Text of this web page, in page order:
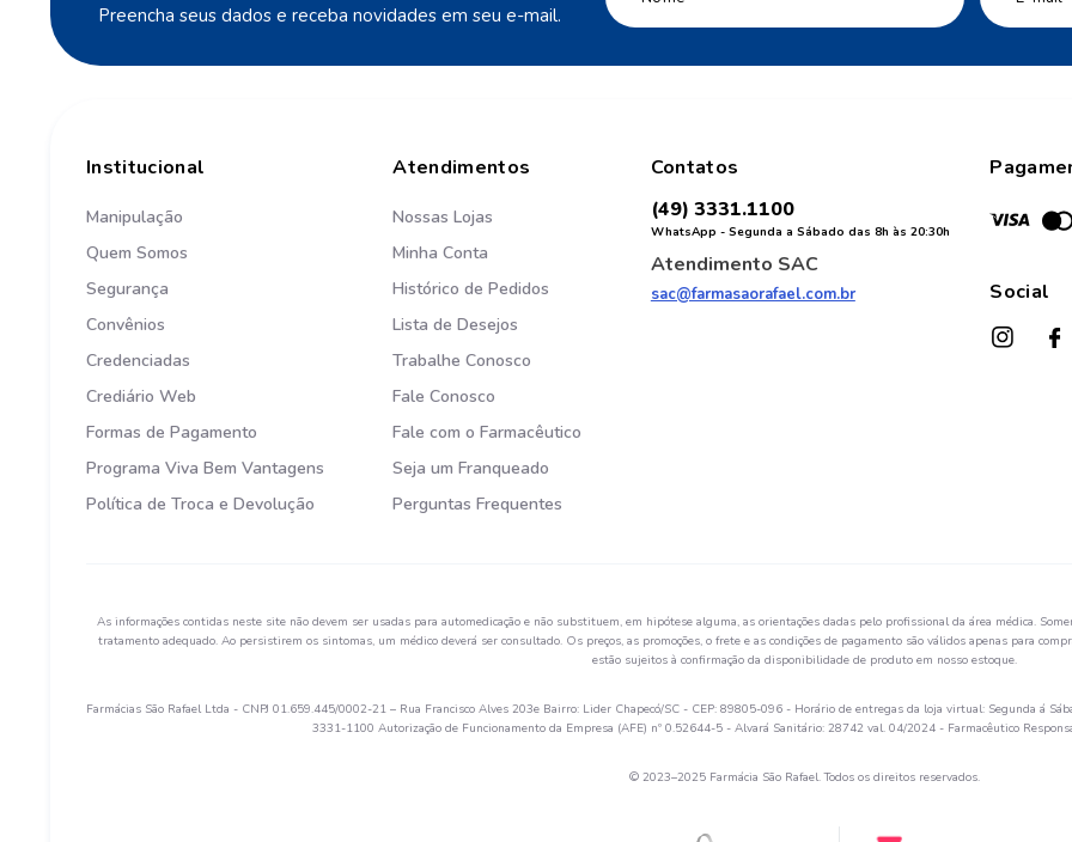
Preencha seus dados e receba novidades em seu e-mail.
Institucional
Manipulação
Quem Somos
Segurança
Convênios
Credenciadas
Crediário Web
Formas de Pagamento
Programa Viva Bem Vantagens
Política de Troca e Devolução
Atendimentos
Nossas Lojas
Minha Conta
Histórico de Pedidos
Lista de Desejos
Trabalhe Conosco
Fale Conosco
Fale com o Farmacêutico
Seja um Franqueado
Perguntas Frequentes
Contatos
(49) 3331.1100
WhatsApp - Segunda a Sábado das 8h às 20:30h
Atendimento SAC
sac@farmasaorafael.com.br Social
As informações contidas neste site não devem ser usadas para automedicação e não substituem, em hipótese alguma, as orientações dadas pelo profissional da área médica.
tratamento adequado. Ao persistirem os sintomas, um médico deverá ser consultado. Os preços, as promoções, o frete e as condições de pagamento são válidos apenas para
estão sujeitos à confirmação da disponibilidade de produto em nosso estoque.
Farmácias São Rafael Ltda - CNPJ 01.659.445/0002-21 – Rua Francisco Alves 203e Bairro: Lider Chapecó/SC - CEP: 89805-096 - Horário de entregas da loja virtual: Segunda á
3331-1100 Autorização de Funcionamento da Empresa (AFE) nº 0.52644-5 - Alvará Sanitário: 28742 val. 04/2024 - Farmacêutico
© 2023–2025 Farmácia São Rafael. Todos os direitos reservados.